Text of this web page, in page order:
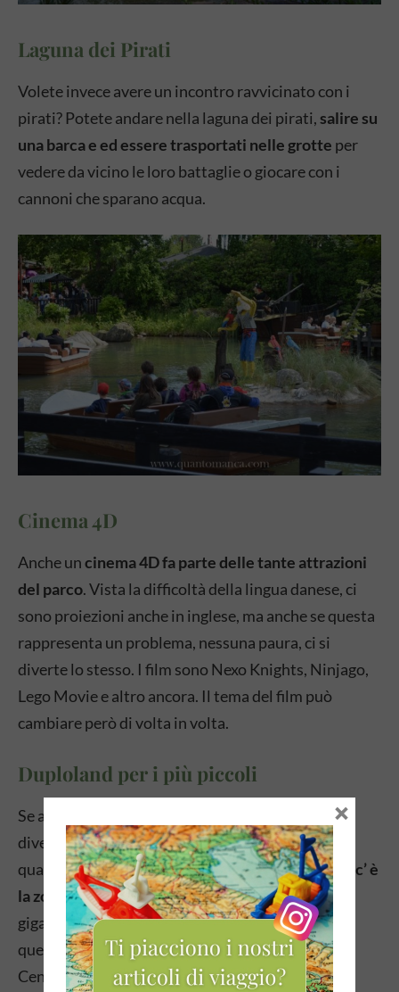
Laguna dei Pirati
Volete invece avere un incontro ravvicinato con i
pirati? Potete andare nella laguna dei pirati,salire su
una barca e ed essere trasportati nelle grotte per
vedere da vicino le loro battaglie o giocare con i
cannoni che sparano acqua.
Cinema 4D
Anche uncinema 4D fa parte delle tante attrazioni
del parco. Vista la difficoltà della lingua danese, ci
sono proiezioni anche in inglese, ma anche se questa
rappresenta un problema, nessuna paura, ci si
diverte lo stesso. I film sono Nexo Knights, Ninjago,
Lego Movie e altro ancora. Il tema del film può
cambiare però di volta in volta.
Duploland per i più piccoli
Se andate con i bambini piccoli in questo parco
divertimenti della Danimarca, Legoland ha anche
qualcosa anche per loro.Per i bambini più piccoli c’ è
la zona Duploland, un parco giochi fatto di Lego
giganti dove troverete trenini e giostre adatti a
quest’ età. In quest’area c’ è anche il Baby Care
Centre dove potete prendervi cura del vostro
×